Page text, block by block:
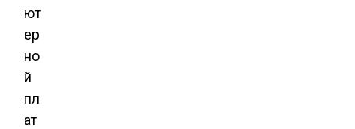
ют
ер
но
й
пл
ат